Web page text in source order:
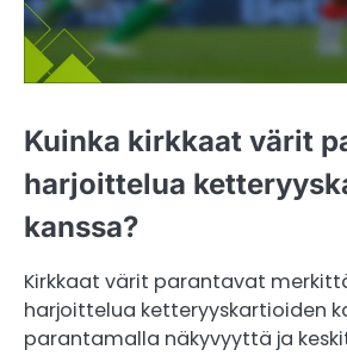
Kuinka kirkkaat värit
harjoittelua
kanssa?
Kirkkaat värit parantavat
harjoittelua ketteryyskartioiden
parantamalla näkyvyyttä ja